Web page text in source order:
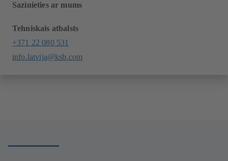
Sazinieties ar mums
Tehniskais atbalsts
+371 22 080 531
info.latvija@ksb.com